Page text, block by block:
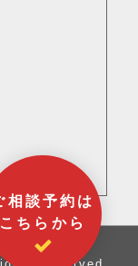
相談予約は
こちらから